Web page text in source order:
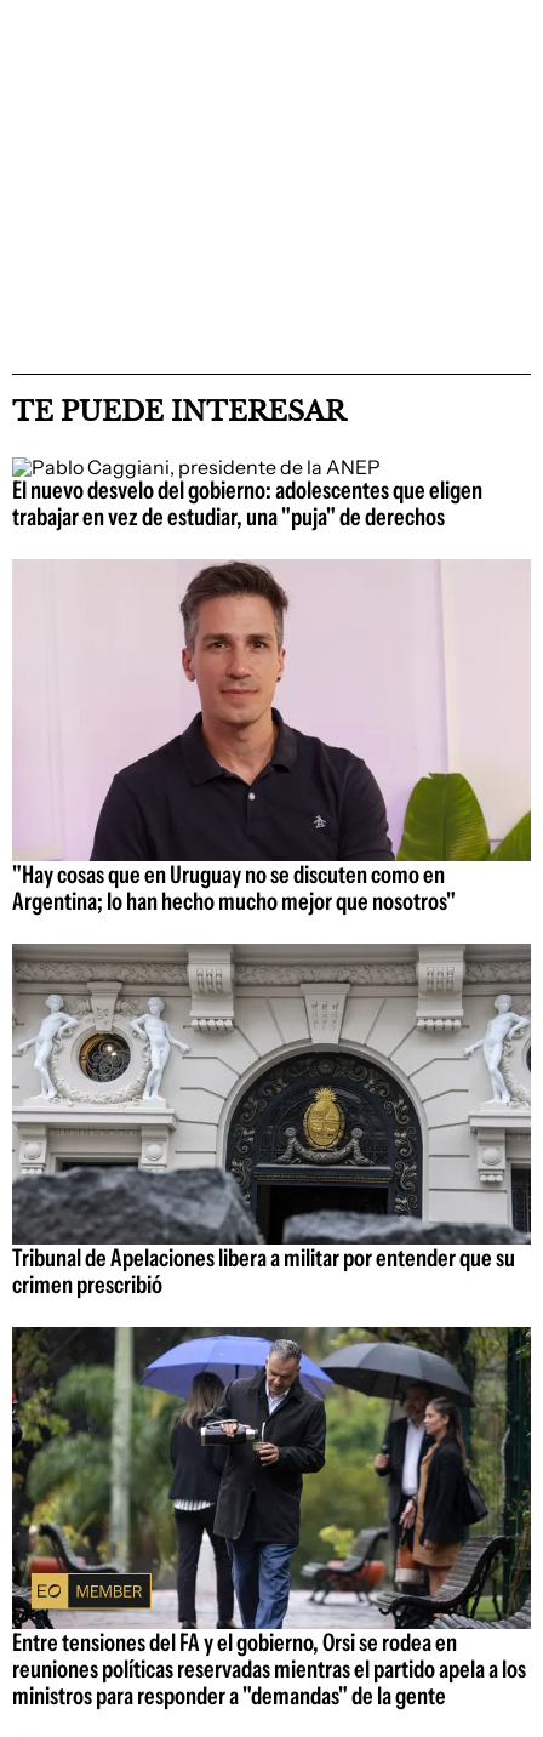
TE PUEDE INTERESAR
El nuevo desvelo del gobierno: adolescentes que eligen
trabajar en vez de estudiar, una "puja" de derechos
"Hay cosas que en Uruguay no se discuten como en
Argentina; lo han hecho mucho mejor que nosotros"
Tribunal de Apelaciones libera a militar por entender que su
crimen prescribió
Entre tensiones del FA y el gobierno, Orsi se rodea en
reuniones políticas reservadas mientras el partido apela a los
ministros para responder a "demandas" de la gente